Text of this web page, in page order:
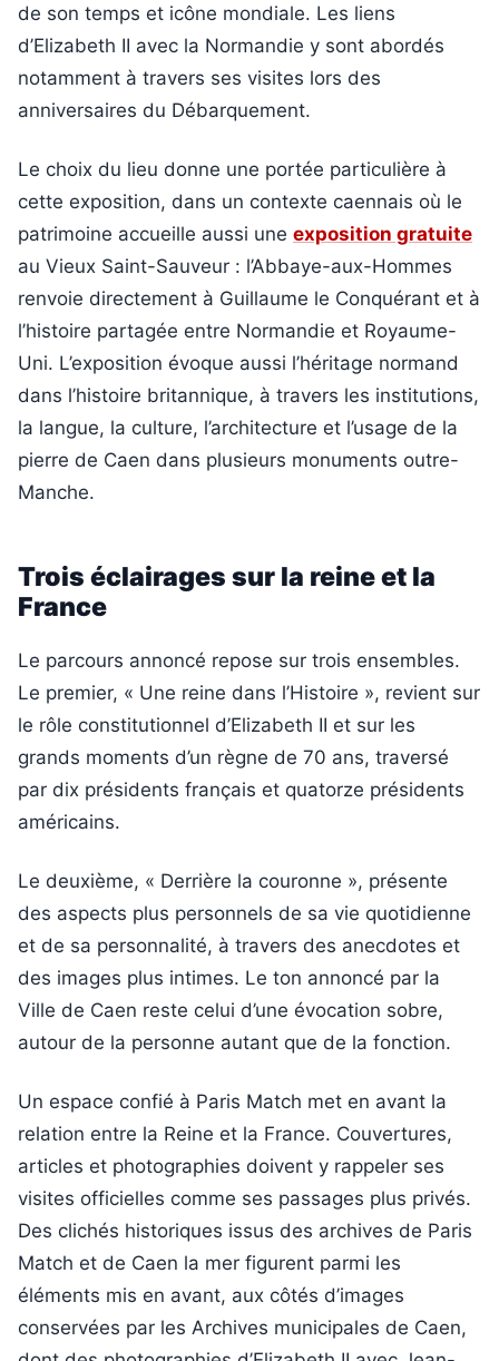
de son temps et icône mondiale. Les liens
d’Elizabeth II avec la Normandie y sont abordés
notamment à travers ses visites lors des
anniversaires du Débarquement.
Le choix du lieu donne une portée particulière à
cette exposition, dans un contexte caennais où le
patrimoine accueille aussi une exposition gratuite
au Vieux Saint-Sauveur : l’Abbaye-aux-Hommes
renvoie directement à Guillaume le Conquérant et à
l’histoire partagée entre Normandie et Royaume-
Uni. L’exposition évoque aussi l’héritage normand
dans l’histoire britannique, à travers les institutions,
la langue, la culture, l’architecture et l’usage de la
pierre de Caen dans plusieurs monuments outre-
Manche.
Trois éclairages sur la reine et la
France
Le parcours annoncé repose sur trois ensembles.
Le premier, « Une reine dans l’Histoire », revient sur
le rôle constitutionnel d’Elizabeth II et sur les
grands moments d’un règne de 70 ans, traversé
par dix présidents français et quatorze présidents
américains.
Le deuxième, « Derrière la couronne », présente
des aspects plus personnels de sa vie quotidienne
et de sa personnalité, à travers des anecdotes et
des images plus intimes. Le ton annoncé par la
Ville de Caen reste celui d’une évocation sobre,
autour de la personne autant que de la fonction.
Un espace confié à Paris Match met en avant la
relation entre la Reine et la France. Couvertures,
articles et photographies doivent y rappeler ses
visites officielles comme ses passages plus privés.
Des clichés historiques issus des archives de Paris
Match et de Caen la mer figurent parmi les
éléments mis en avant, aux côtés d’images
conservées par les Archives municipales de Caen,